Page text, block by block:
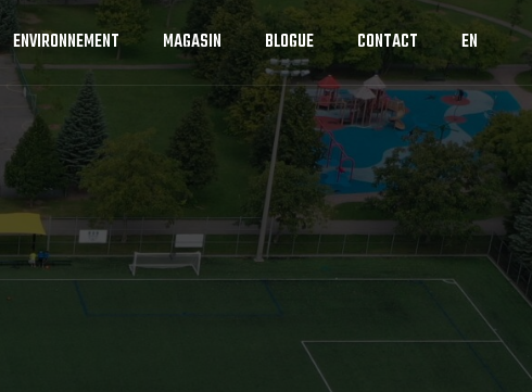
ENVIRONNEMENT MAGASIN BLOGUE CONTACT EN